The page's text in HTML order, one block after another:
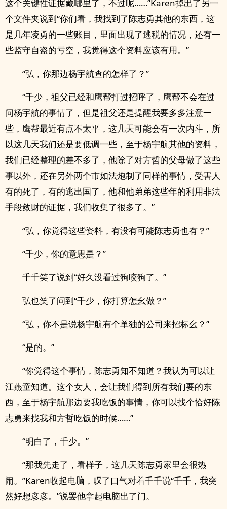
这个关键性证据藏哪里了，不过呢……”Karen掉出了另一
个文件夹说到“你们看，我找到了陈志勇其他的东西，这
是几年凌勇的一些账目，里面出现了逃税的情况，还有一
些监守自盗的亏空，我觉得这个资料应该有用。”
“弘，你那边杨宇航查的怎样了？”
“千少，祖父已经和鹰帮打过招呼了，鹰帮不会在过
问杨宇航的事情了，但是祖父还是提醒我要多多注意一
些，鹰帮最近有点不太平，这几天可能会有一次内斗，所
以这几天我们还是要低调一些，至于杨宇航其他的资料，
我们已经整理的差不多了，他除了对方哲的父母做了这些
事以外，还在另外两个市如法炮制了同样的事情，受害人
有的死了，有的逃出国了，他和他弟弟这些年的利用非法
手段敛财的证据，我们收集了很多了。”
“弘，你觉得这些资料，有没有可能陈志勇也有？”
“千少，你的意思是？”
千千笑了说到“好久没看过狗咬狗了。”
弘也笑了问到“千少，你打算怎幺做？”
“弘，你不是说杨宇航有个单独的公司来招标幺？”
“是的。”
“你觉得这个事情，陈志勇知不知道？我认为可以让
江燕童知道。这个女人，会让我们得到所有我们要的东
西，至于杨宇航那边要我吃饭的事情，你可以找个恰好陈
志勇来找我和方哲吃饭的时候……”
“明白了，千少。”
“那我先走了，看样子，这几天陈志勇家里会很热
闹。”Karen收起电脑，叹了口气对着千千说“千千，我突
然好想彦彦。”说罢他拿起电脑出了门。